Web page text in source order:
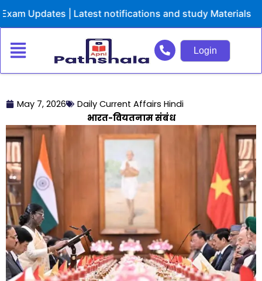
to
Updates | Latest notifications and study Materials
Login
May 7, 2026
Daily Current Affairs Hindi
भारत-वियतनाम संबंध